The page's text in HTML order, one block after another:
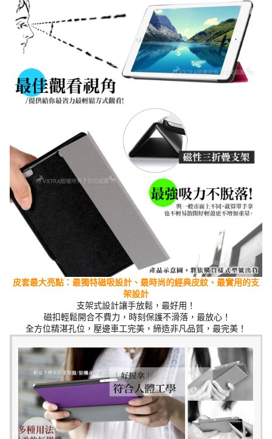
皮套最大亮點：最獨特磁吸設計、最時尚的經典皮紋 、最實用的支
架設計
支架式設計讓手放鬆，最好用！
磁扣輕鬆開合不費力，時刻保護不滑落，最放心！
全方位精湛孔位，壓邊車工完美，締造非凡品質，最完美！